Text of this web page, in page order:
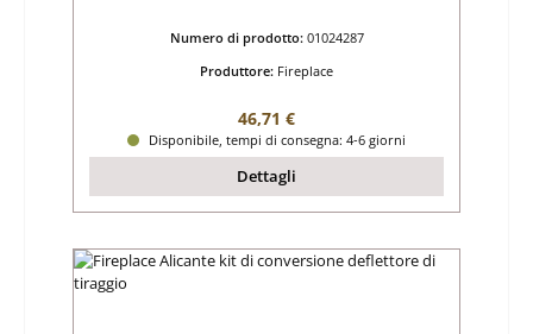
Numero di prodotto: 01024287
Produttore: Fireplace
Prezzo normale:
46,71 €
Disponibile, tempi di consegna: 4-6 giorni
Dettagli